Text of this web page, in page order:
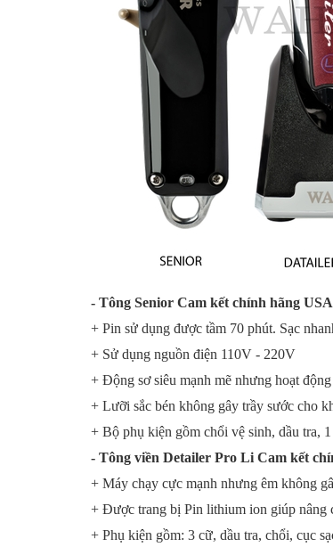
- Tông Senior Cam kết chính hãng
+ Pin sử dụng được tầm 70 phút. Sạc
+ Sử dụng nguồn điện 110V - 220V
+ Động sơ siêu mạnh mẽ nhưng hoạt
+ Lưỡi sắc bén không gây trầy sước cho
+ Bộ phụ kiện gồm chổi vệ sinh, dầu tra,
- Tông viền Detailer Pro Li Cam kết
+ Máy chạy cực mạnh nhưng êm không
+ Được trang bị Pin lithium ion giúp nâng
+ Phụ kiện gồm: 3 cữ, dầu tra, chổi, cục